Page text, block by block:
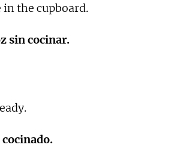
in the cupboard.
sin cocinar.
cocinado.